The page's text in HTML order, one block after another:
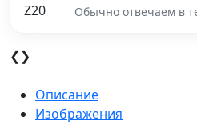
Обычно отвечаем в
❮❯
Описание
Изображения